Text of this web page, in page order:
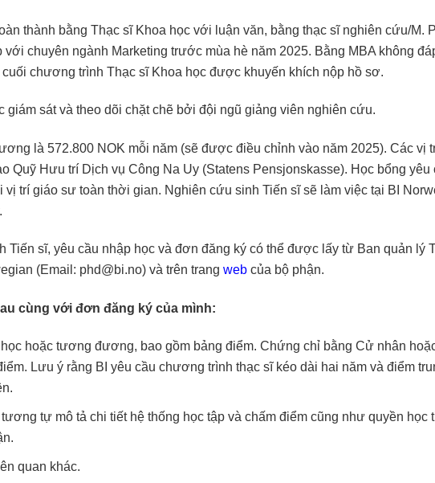
thành bằng Thạc sĩ Khoa học với luận văn, bằng thạc sĩ nghiên cứu/M.
chuyên ngành Marketing trước mùa hè năm 2025. Bằng MBA không
chương trình Thạc sĩ Khoa học được khuyến khích nộp hồ sơ.
sát và theo dõi chặt chẽ bởi đội ngũ giảng viên nghiên cứu.
là 572.800 NOK mỗi năm (sẽ được điều chỉnh vào năm 2025). Các vị
Quỹ Hưu trí Dịch vụ Công Na Uy (Statens Pensjonskasse). Học bổng yêu
vị trí giáo sư toàn thời gian. Nghiên cứu sinh Tiến sĩ sẽ làm việc tại BI
Tiến sĩ, yêu cầu nhập học và đơn đăng ký có thể được lấy từ Ban quản lý
(Email: phd@bi.no) và trên trang web của bộ phận.
cùng với đơn đăng ký của mình:
hoặc tương đương, bao gồm bảng điểm. Chứng chỉ bằng Cử nhân
Lưu ý rằng BI yêu cầu chương trình thạc sĩ kéo dài hai năm và điểm
tự mô tả chi tiết hệ thống học tập và chấm điểm cũng như quyền học
quan khác.